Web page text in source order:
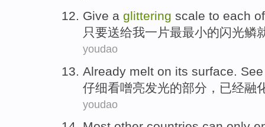
Give a glittering scale to each
只要送给我一 片最最小的闪光鳞
youdao
Already melt on its surface. See
仔细看噌亮发光的部分 ， 已经融
youdao